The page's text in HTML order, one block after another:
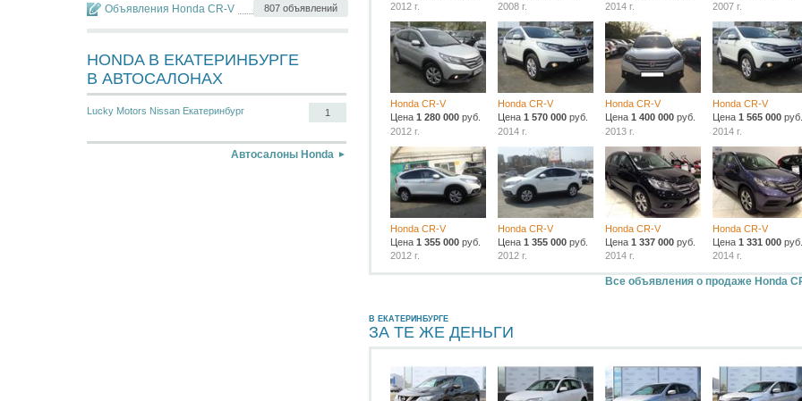
807 объявлений
Объявления Honda CR-V
HONDA В ЕКАТЕРИНБУРГЕ
В АВТОСАЛОНАХ
Lucky Motors Nissan Екатеринбург 1
Автосалоны Honda
2012 г.
2008 г.
2014 г.
2007 г.
Honda CR-V
Цена1 280 000 руб.
2012 г.
Honda CR-V
Цена1 570 000 руб.
2014 г.
Honda CR-V
Цена 1 400 000руб.
2013 г.
Honda CR-V
Цена 1 565 000руб.
2014 г.
Honda CR-V
Цена1 355 000 руб.
2012 г.
Honda CR-V
Цена1 355 000 руб.
2012 г.
Honda CR-V
Цена 1 337 000руб.
2014 г.
Honda CR-V
Цена 1 331 000руб.
2014 г.
Все объявления о продаже Honda
В ЕКАТЕРИНБУРГЕ
ЗА ТЕ ЖЕ ДЕНЬГИ